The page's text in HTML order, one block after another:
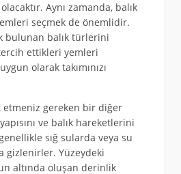
Aynı zamanda, balık
seçmek de önemlidir.
bulunan balık türlerini
ettikleri yemleri
olarak takımınızı
etmeniz gereken bir diğer
ve balık hareketlerini
sığ sularda veya su
gizlenirler. Yüzeydeki
altında oluşan derinlik